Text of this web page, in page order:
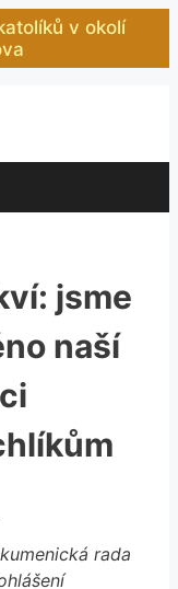
v okolí
jsme
naší
rada